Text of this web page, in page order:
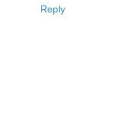
Reply